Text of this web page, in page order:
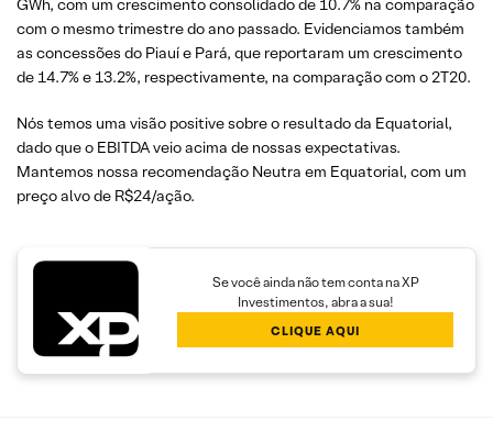
GWh, com um crescimento consolidado de 10.7% na comparação
com o mesmo trimestre do ano passado. Evidenciamos também
as concessões do Piauí e Pará, que reportaram um crescimento
de 14.7% e 13.2%, respectivamente, na comparação com o 2T20.
Nós temos uma visão positive sobre o resultado da Equatorial,
dado que o EBITDA veio acima de nossas expectativas.
Mantemos nossa recomendação Neutra em Equatorial, com um
preço alvo de R$24/ação.
Se você ainda não tem conta na XP
Investimentos, abra a sua!
CLIQUE AQUI